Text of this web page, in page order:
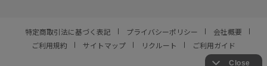
特定商取引法に基づく表記 プライバシーポリシー
会社概要
ご利用規約
サイトマップ リクルート ご利用ガイド